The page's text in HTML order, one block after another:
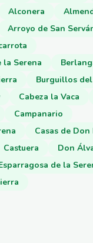
Alconera
Arroyo de San
la Serena
Burguillos
Cabeza la Vaca
Campanario
Casas de Don
Castuera
Don
de la